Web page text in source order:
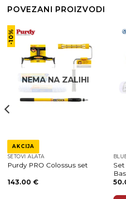
POVEZANI PROIZVODI
-10%
NEMA NA ZALIHI
AKCIJA
SETOVI ALATA
Purdy PRO Colossus set
Izvorna
143.00 €Trenutna